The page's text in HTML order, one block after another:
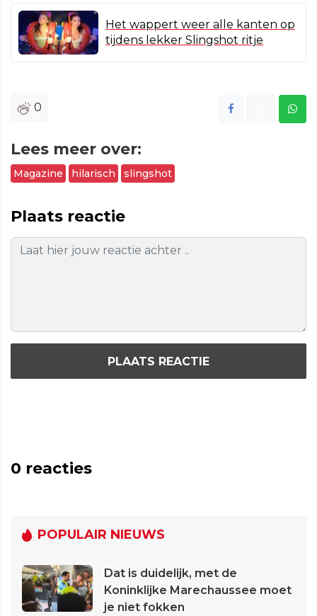
Het wappert weer alle kanten op
tijdens lekker Slingshot ritje
0
Lees meer over:
Magazine hilarisch slingshot
Plaats reactie
PLAATS REACTIE
0 reacties
POPULAIR NIEUWS
Dat is duidelijk, met de
Koninklijke Marechaussee moet
je niet fokken